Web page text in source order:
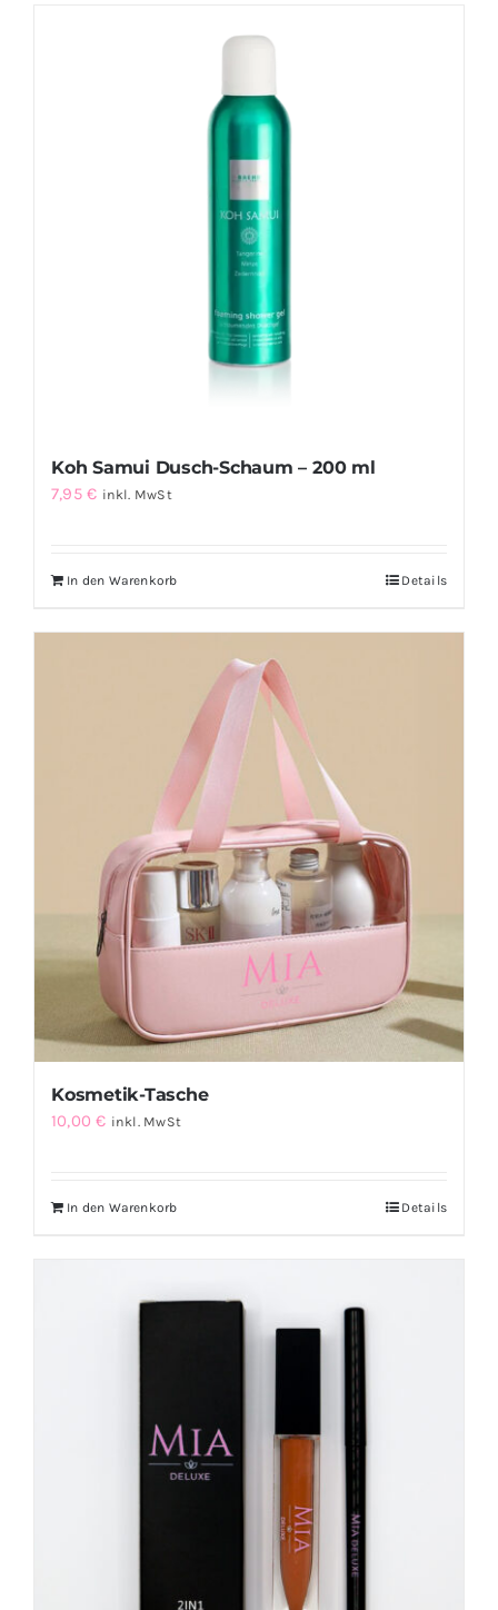
Koh Samui Dusch-Schaum – 200 ml
7,95€ inkl. MwSt
In den Warenkorb Details
Kosmetik-Tasche
10,00€ inkl. MwSt
In den Warenkorb Details